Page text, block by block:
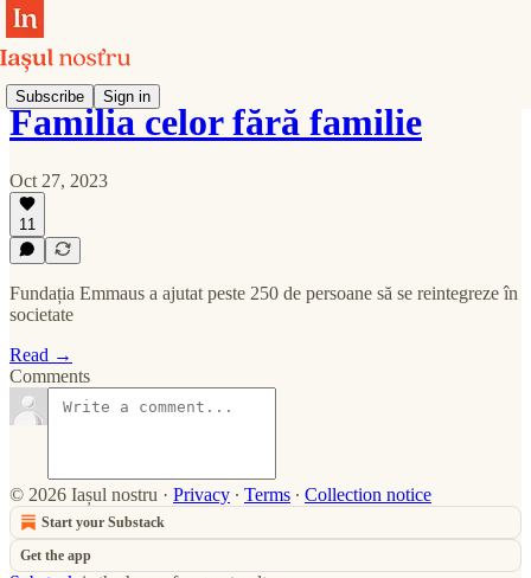
Subscribe Sign in
Familia celor fără familie
Oct 27, 2023
11
Fundația Emmaus a ajutat peste 250 de persoane să se reintegreze în
societate
Read →
Comments
© 2026 Iașul nostru · Privacy ∙ Terms ∙ Collection notice
Start your Substack
Get the app